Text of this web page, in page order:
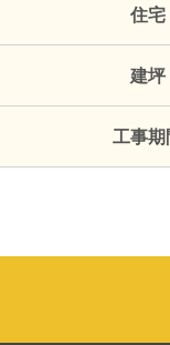
住宅
建坪
工事期